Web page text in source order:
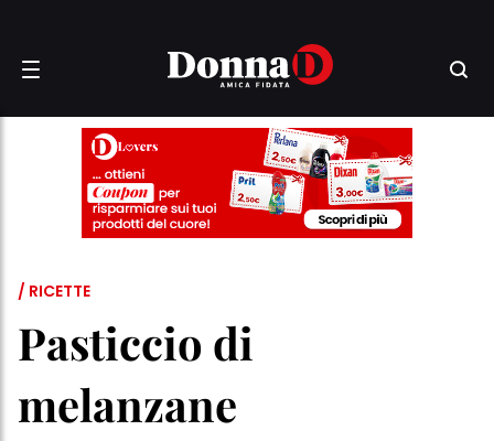
/ RICETTE
Pasticcio di
melanzane